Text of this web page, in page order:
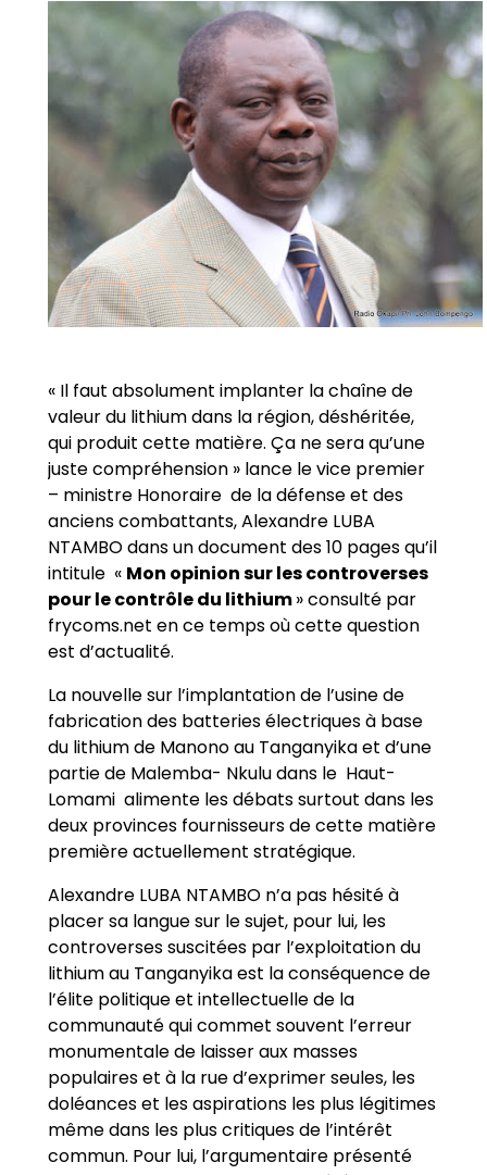
« Il faut absolument implanter la chaîne de
valeur du lithium dans la région, déshéritée,
qui produit cette matière. Ça ne sera qu’une
juste compréhension » lance le vice premier
– ministre Honoraire de la défense et des
anciens combattants, Alexandre LUBA
NTAMBO dans un document des 10 pages qu’il
intitule « Mon opinion sur les controverses
pour le contrôle du lithium» consulté par
frycoms.net en ce temps où cette question
est d’actualité.
La nouvelle sur l’implantation de l’usine de
fabrication des batteries électriques à base
du lithium de Manono au Tanganyika et d’une
partie de Malemba- Nkulu dans le Haut-
Lomami alimente les débats surtout dans les
deux provinces fournisseurs de cette matière
première actuellement stratégique.
Alexandre LUBA NTAMBO n’a pas hésité à
placer sa langue sur le sujet, pour lui, les
controverses suscitées par l’exploitation du
lithium au Tanganyika est la conséquence de
l’élite politique et intellectuelle de la
communauté qui commet souvent l’erreur
monumentale de laisser aux masses
populaires et à la rue d’exprimer seules, les
doléances et les aspirations les plus légitimes
même dans les plus critiques de l’intérêt
commun. Pour lui, l’argumentaire présenté